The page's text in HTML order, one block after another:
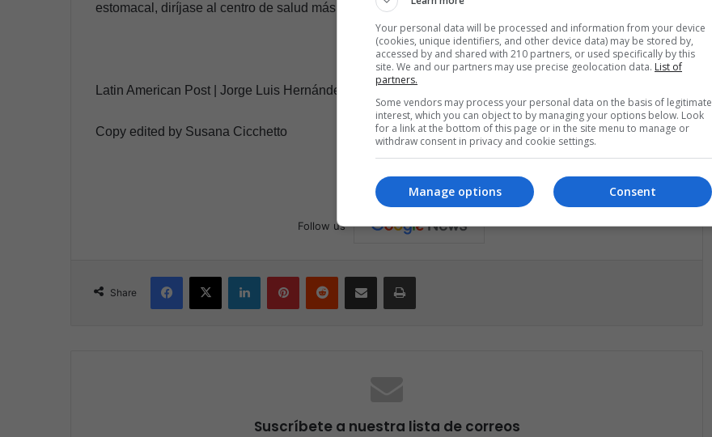
estomacal, diríjase al centro de salud más cercano”.
Latin American Post | Jorge Luis Hernández Sánchez
Copy edited by Susana Cicchetto
Follow us
Share
Suscríbete a nuestra lista de correos
Your personal data will be processed and information from your device
(cookies, unique identifiers, and other device data) may be stored by,
accessed by and shared with 210 partners, or used specifically by this
site. We and our partners may use precise geolocation data. List of
partners.
Some vendors may process your personal data on the basis of legitimate
interest, which you can object to by managing your options below. Look
for a link at the bottom of this page or in the site menu to manage or
withdraw consent in privacy and cookie settings.
Consent
Manage options